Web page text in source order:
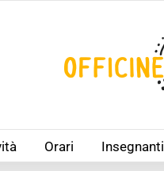
Orari Insegnanti